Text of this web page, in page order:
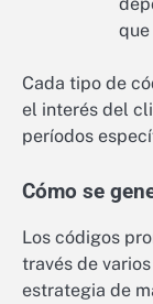
Cada tipo de
el interés del
períodos
Cómo se
Los códigos
través de
estrategia de